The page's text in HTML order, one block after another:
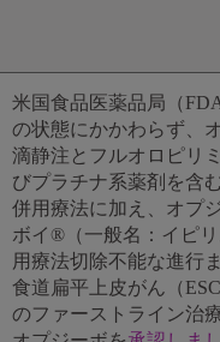
米国食品医薬品局（
の状態にかかわらず、
滴静注とフルオロピリ
びプラチナ系薬剤を含
併用療法に加え、オプ
ボイ®（一般名：イピ
用療法切除不能な進行
食道扁平上皮がん（
のファーストライン治